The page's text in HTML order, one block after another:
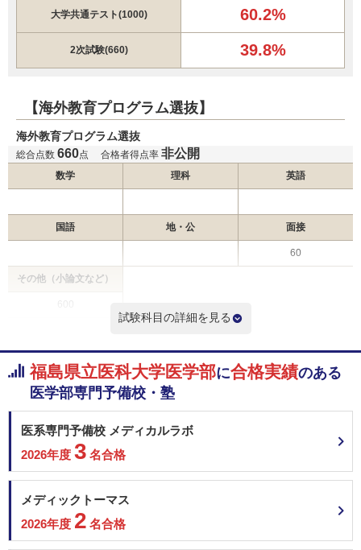
愛知医科大学 一般
2月6日
名古屋大学 推薦
昭和医科大学 新潟県地域枠
昭和医科大学 茨城県地域枠
昭和医科大学 山梨県地域枠
昭和医科大学 長野県地域枠
昭和医科大学 一般選抜入試（Ⅰ期）
帝京大学 一般（福島枠）
帝京大学 一般（静岡枠）
帝京大学 一般（茨城枠）
帝京大学 一般（群馬枠）
2月7日
熊本大学 学校推薦型選抜Ⅱ（一般枠）
熊本大学 学校推薦型選抜Ⅱ（地域枠）
熊本大学 学校推薦型選抜Ⅱ（みらい医療枠）
東邦大学 一般
兵庫医科大学 一般選抜A（4科目型）
川崎医科大学 静岡地域枠
川崎医科大学 長崎地域枠
川崎医科大学 岡山地域枠
川崎医科大学 一般
大学共通テスト(1000) 60.2%
2次試験(660) 39.8%
【海外教育プログラム選抜】
海外教育プログラム選抜
総合点数 660点 合格者得点率 非公開
数学 理科 英語
国語 地・公 面接
60
その他（小論文など）
入学者の選抜は、総合問題、面接の結果及び出願書類を総合的に評価して行
います。 総合問題Ⅰ 400点 総合問題Ⅱ 200点 （注１）総合問題Ⅰは、主と
して理数系の基礎的知識（大学において医学教育を受けるのに必ず必要な知
識）に加えて、論理的な思考力を問う記述試験で、英文による出題を含みま
す。 総合問題Ⅱは、主として論理的かつ多面的な思考力、表現力を問う記述
試験です。 （注２）大学入学共通テストは課しません。 （注３） 面接
（配点60点）の結果は、総合判定に用います。 （注４） 出願書類は総合
判定で用います。点数化はしません。
【私費外国人留学生選抜】
私費外国人留学生選抜
総合点数 660点 合格者得点率 非公開
試験科目の詳細を見る
福島県立医科大学医学部に合格実績のある
医学部専門予備校・塾
医系専門予備校 メディカルラボ
2026年度 3 名合格
メディックトーマス
2026年度 2 名合格